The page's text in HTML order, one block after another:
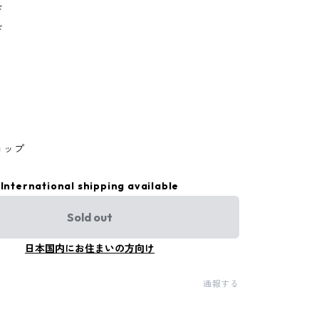
ップ
International shipping available
Sold out
日本国内にお住まいの方向け
通報する